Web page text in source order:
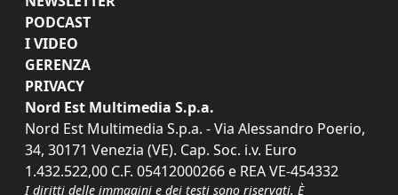
PODCAST
I VIDEO
GERENZA
PRIVACY
Nord Est Multimedia S.p.a.
Nord Est Multimedia S.p.a. - Via Alessandro Poerio,
34, 30171 Venezia (VE). Cap. Soc. i.v. Euro
1.432.522,00 C.F. 05412000266 e REA VE-454332
I diritti delle immagini e dei testi sono riservati. È